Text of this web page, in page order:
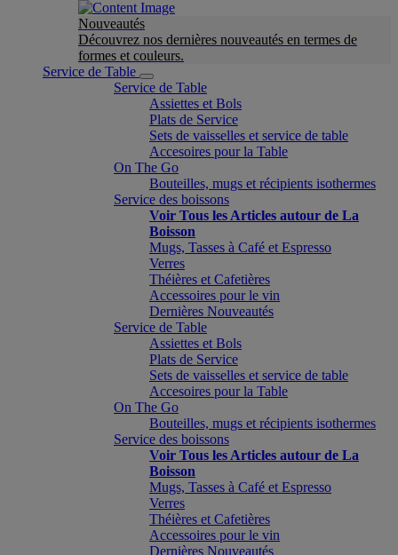
Nouveautés
Découvrez nos dernières nouveautés en termes de
formes et couleurs.
Service de Table
Service de Table
Assiettes et Bols
Plats de Service
Sets de vaisselles et service de table
Accesoires pour la Table
On The Go
Bouteilles, mugs et récipients isothermes
Service des boissons
Voir Tous les Articles autour de La
Boisson
Mugs, Tasses à Café et Espresso
Verres
Théières et Cafetières
Accessoires pour le vin
Dernières Nouveautés
Service de Table
Assiettes et Bols
Plats de Service
Sets de vaisselles et service de table
Accesoires pour la Table
On The Go
Bouteilles, mugs et récipients isothermes
Service des boissons
Voir Tous les Articles autour de La
Boisson
Mugs, Tasses à Café et Espresso
Verres
Théières et Cafetières
Accessoires pour le vin
Dernières Nouveautés